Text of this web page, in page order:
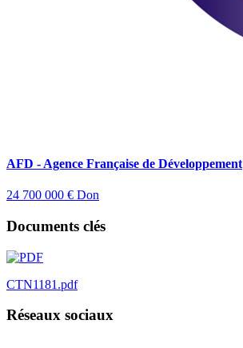
AFD - Agence Française de Développement
24 700 000 € Don
Documents clés
CTN1181.pdf
Réseaux sociaux